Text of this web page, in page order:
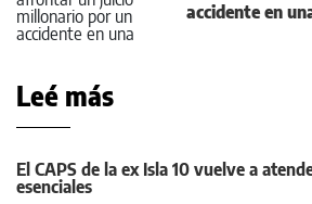
accidente en
Leé más
El CAPS de la ex Isla 10 vuelve a
esenciales